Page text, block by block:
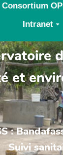
Consortium
Intranet
et
:
Suivi